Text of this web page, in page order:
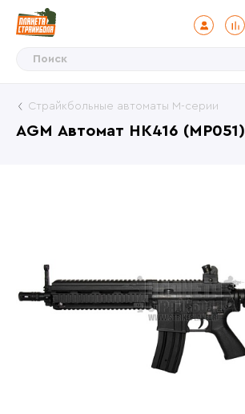
AGM Автомат HK416 (MP051)
Страйкбольные автоматы М-серии